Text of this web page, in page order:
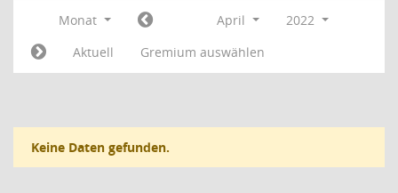
Monat April
2022
Aktuell
Gremium auswählen
Keine Daten gefunden.